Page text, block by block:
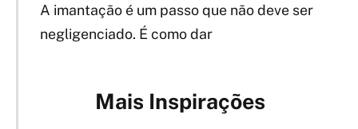
A imantação é um passo que não deve ser
negligenciado. É como dar
Mais Inspirações